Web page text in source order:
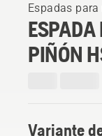
Espadas
ESPADA
PIÑÓN
Variante